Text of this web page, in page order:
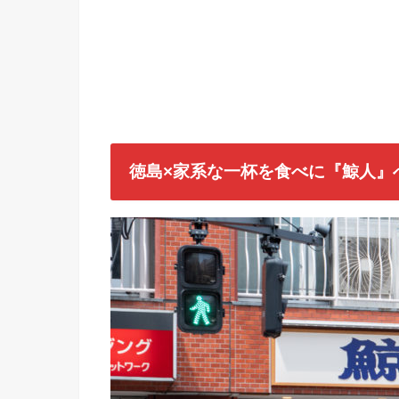
徳島×家系な一杯を食べに『鯨人』